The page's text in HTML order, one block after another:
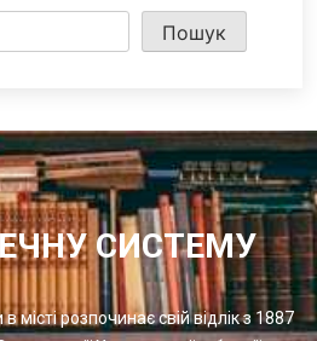
Пошук
СИСТЕМУ
в місті розпочинає свій відлік з 1887